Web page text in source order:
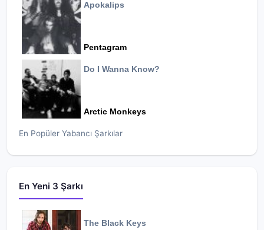
Apokalips
Pentagram
Do I Wanna Know?
Arctic Monkeys
En Popüler Yabancı Şarkılar
En Yeni 3 Şarkı
The Black Keys